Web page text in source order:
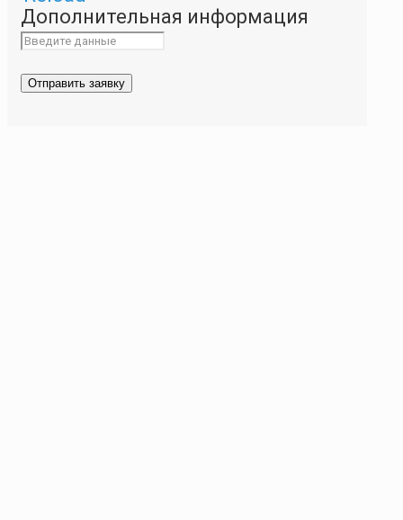
Please
enter
characters
Дополнительная информация